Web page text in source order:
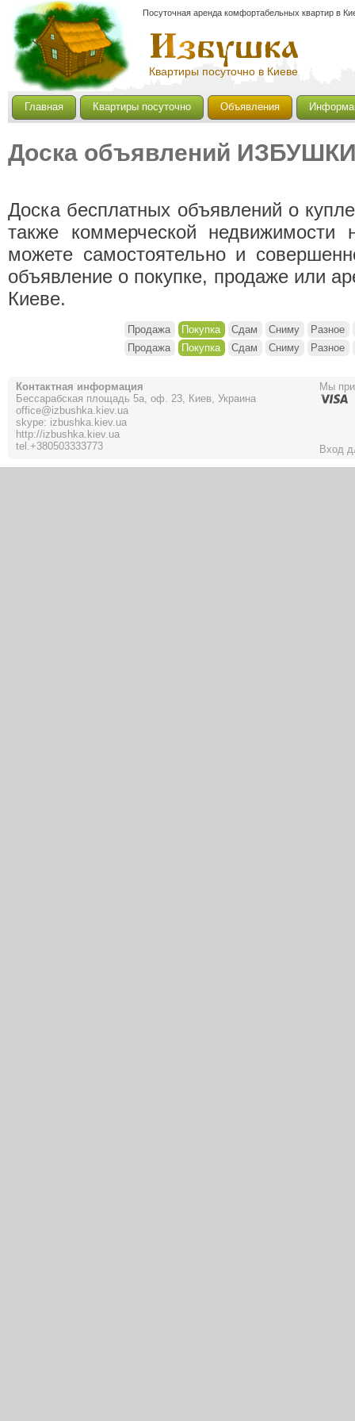
Квартиры посуточно в Киеве
Посуточная аренда комфортабельных квартир в
Главная Квартиры посуточно Объявления
Доска объявлений
Доска бесплатных объявлений о
также коммерческой
можете самостоятельно и
объявление о покупке, продаже или
Киеве.
Продажа Покупка Сдам Сниму
Разное
Продажа
Покупка Сдам Сниму Разное
Контактная информация
Бессарабская площадь 5а, оф. 23, Киев, Украина
office@izbushka.kiev.ua
skype: izbushka.kiev.ua
http://izbushka.kiev.ua
tel.+380503333773
Мы
Вход